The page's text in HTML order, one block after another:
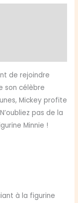
de rejoindre
son célèbre
Mickey profite
pas de la
Minnie !
à la figurine